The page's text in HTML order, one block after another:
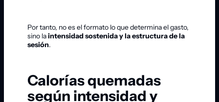
Por tanto, no es el formato lo que determina el gasto,
sino laintensidad sostenida y la estructura de la
sesión.
Calorías quemadas
según intensidad y